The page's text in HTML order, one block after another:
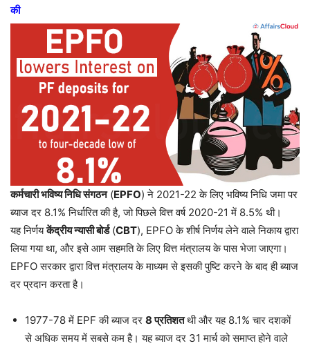
की
कर्मचारी भविष्य निधि संगठन(EPFO) ने 2021-22 के लिए भविष्य निधि जमा पर
ब्याज दर 8.1% निर्धारित की है, जो पिछले वित्त वर्ष 2020-21 में 8.5% थी।
यह निर्णयकेंद्रीय न्यासी बोर्ड(CBT), EPFO के शीर्ष निर्णय लेने वाले निकाय द्वारा
लिया गया था, और इसे आम सहमति के लिए वित्त मंत्रालय के पास भेजा जाएगा।
EPFO सरकार द्वारा वित्त मंत्रालय के माध्यम से इसकी पुष्टि करने के बाद ही ब्याज
दर प्रदान करता है।
1977-78 में EPF की ब्याज दर 8 प्रतिशतथी और यह 8.1% चार दशकों
से अधिक समय में सबसे कम है। यह ब्याज दर 31 मार्च को समाप्त होने वाले